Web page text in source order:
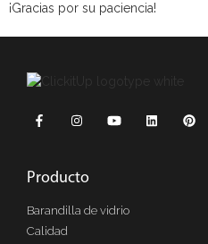
¡Gracias por su paciencia!
Producto
Barandilla de vidrio
Calidad